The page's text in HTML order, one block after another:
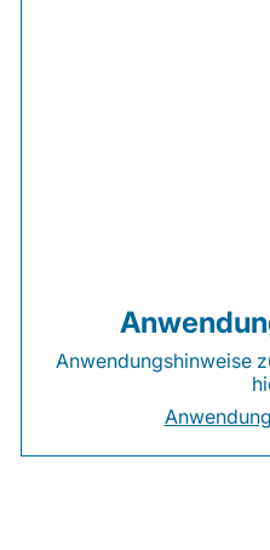
Anwendungshinweise